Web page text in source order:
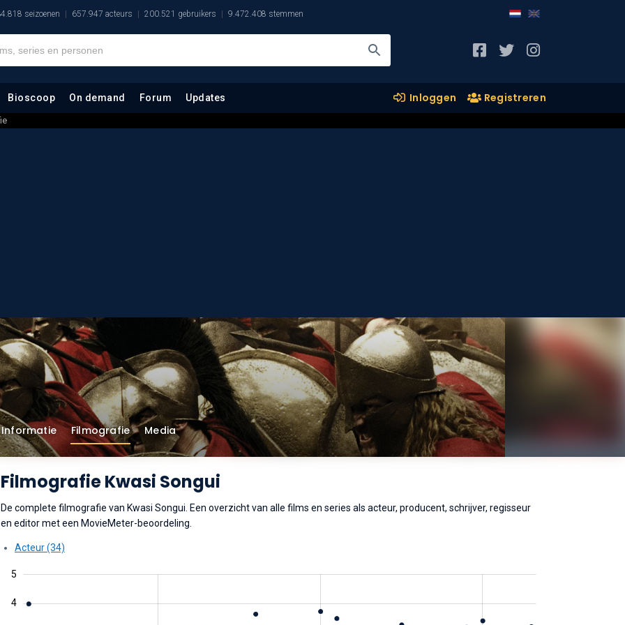
seizoenen 657.947 acteurs 200.521 gebruikers 9.472.408 stemmen
Bioscoop On demand Forum Updates Inloggen Registreren
Informatie Filmografie Media
Filmografie Kwasi Songui
De complete filmografie van Kwasi Songui. Een overzicht van alle films en series als acteur, producent, schrijver, regisseur
en editor met een MovieMeter-beoordeling.
Acteur (34)
4
5